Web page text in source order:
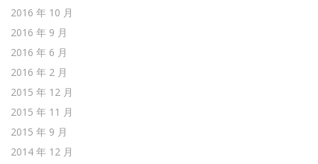
2016 年 10 月
2016 年 9 月
2016 年 6 月
2016 年 2 月
2015 年 12 月
2015 年 11 月
2015 年 9 月
2014 年 12 月